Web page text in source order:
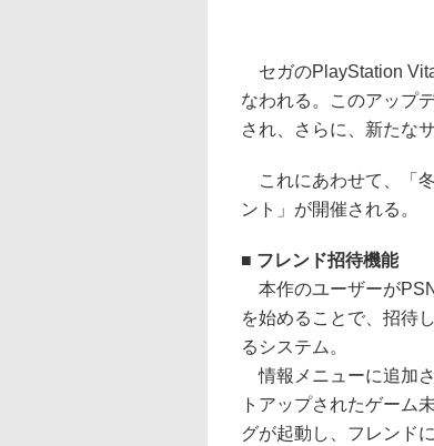
セガのPlayStation
なわれる。このアップ
され、さらに、新たな
これにあわせて、「
ント」が開催される。
■ フレンド招待機能
本作のユーザーが
を始めることで、招待
るシステム。
情報メニューに追加
トアップされたゲーム
グが起動し、フレンド